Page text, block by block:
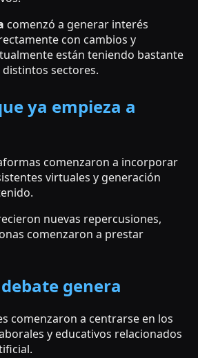
comenzó a generar interés
con cambios y
están teniendo bastante
sectores.
ya empieza a
comenzaron a incorporar
virtuales y generación
nuevas repercusiones,
comenzaron a prestar
genera
comenzaron a centrarse en los
y educativos relacionados